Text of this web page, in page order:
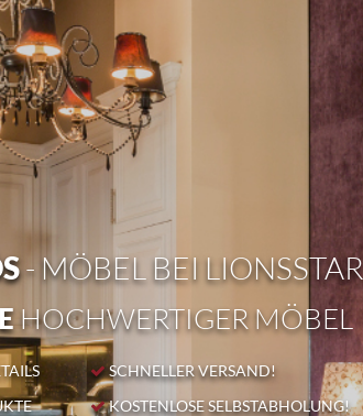
- MÖBEL BEI LIONSSTAR
HOCHWERTIGER MÖBEL
SCHNELLER VERSAND!
KOSTENLOSE SELBSTABHOLUNG!